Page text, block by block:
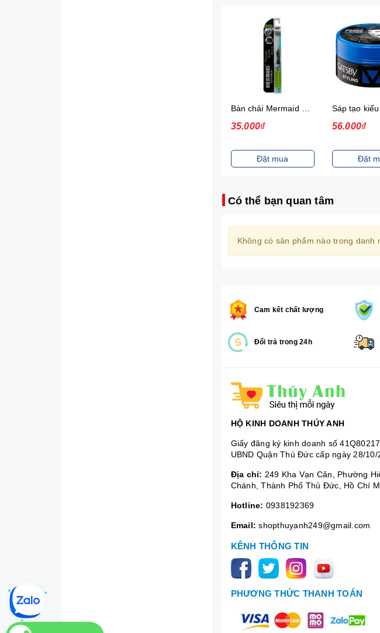
35.000₫
Đặt mua
56.000₫
Đặt
Có thể bạn quan tâm
Không có sản phẩm nào trong danh
Cam kết chất lượng
Đổi trả trong 24h
HỘ KINH DOANH THÚY ANH
Giấy đăng ký kinh doanh số
UBND Quận Thủ Đức cấp ngày 28/10/
Địa chỉ: 249 Kha Vạn Cân, Phường
Chánh, Thành Phố Thủ Đức, Hồ Chí
Hotline: 0938192369
Email: shopthuyanh249@gmail.com
KÊNH THÔNG TIN
PHƯƠNG THỨC THANH TOÁN